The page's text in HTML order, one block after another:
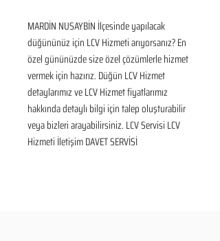
MARDİN NUSAYBİN İlçesinde yapılacak
düğününüz için LCV Hizmeti arıyorsanız? En
özel gününüzde size özel çözümlerle hizmet
vermek için hazırız. Düğün LCV Hizmet
detaylarımız ve LCV Hizmet fiyatlarımız
hakkında detaylı bilgi için talep oluşturabilir
veya bizleri arayabilirsiniz. LCV Servisi LCV
Hizmeti İletişim DAVET SERVİSİ